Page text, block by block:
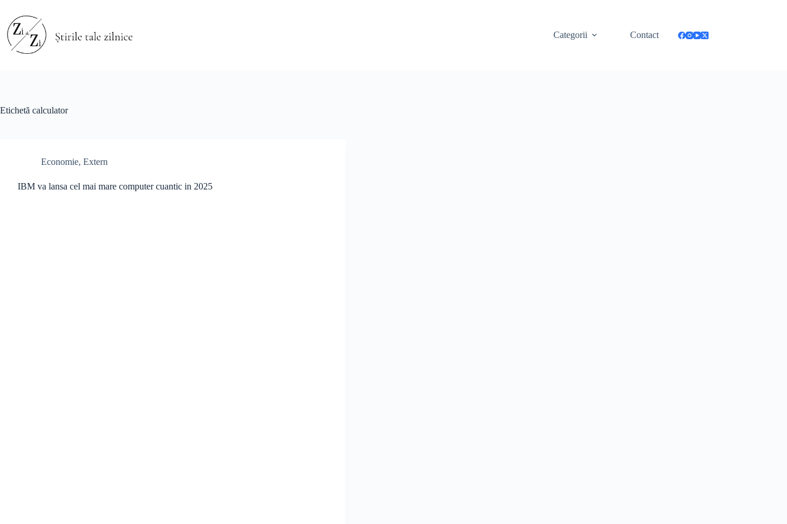
conținut
Categorii
Contact
Etichetă calculator
Economie, Extern
IBM va lansa cel mai mare computer cuantic in 2025